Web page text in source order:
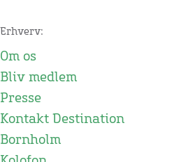
Erhverv:
Om os
Bliv medlem
Presse
Kontakt Destination
Bornholm